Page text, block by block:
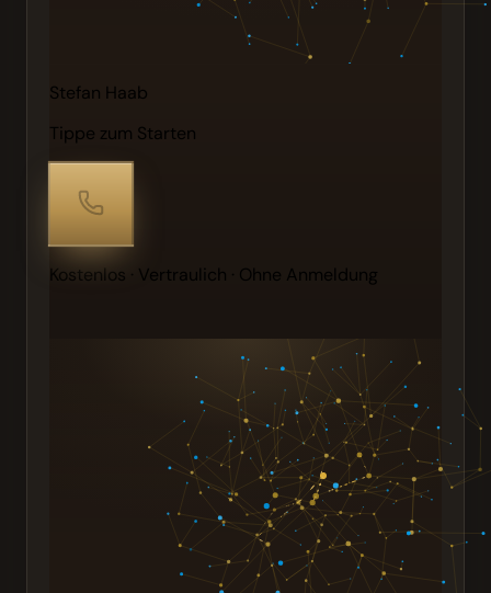
Stefan Haab
Tippe zum Starten
Kostenlos · Vertraulich · Ohne Anmeldung